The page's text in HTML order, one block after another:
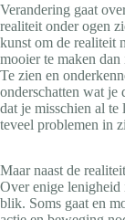
Verandering gaat
realiteit onder ogen
kunst om de realiteit
mooier te maken
Te zien en
onderschatten wat je
dat je misschien al te
teveel problemen in
Maar naast de
Over enige lenigheid
blik. Soms gaat en